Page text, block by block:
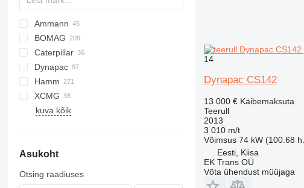
Ammann
AP
AV
DTV
BOMAG
BW
DTV
CK
450
W-series
Caterpillar
434
CB
CD
CS
Dynapac
CA
CC
CG
Hamm
3518
DV
HD
HX
DD
SD
CT
VMT
SW
VH
VSH
W
DD
SD
RD
AW
XCMG
XD
ZL
kuva kõik
Asukoht
Otsing raadiuses
14
Dynapac CS142
13 000 € Käibemaksuta
Teerull
2013
3 010 m/t
Võimsus 74 kW (100.68
Eesti, Kiisa
EK Trans OÜ
Võta ühendust müüjaga